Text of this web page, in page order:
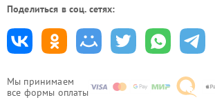
Мы принимаем
все формы оплаты
Поделиться в соц. сетях: